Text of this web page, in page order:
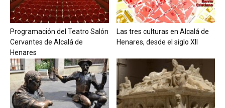
Programación del Teatro Salón
Cervantes de Alcalá de
Henares
Las tres culturas en Alcalá de
Henares, desde el siglo XII